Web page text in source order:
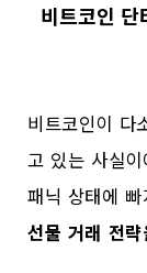
비트코인 단
비트코인이 다
고 있는 사실
패닉 상태에
선물 거래 전